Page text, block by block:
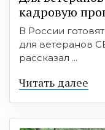
кадровую
В России
для ветеранов
рассказал ...
Читать далее